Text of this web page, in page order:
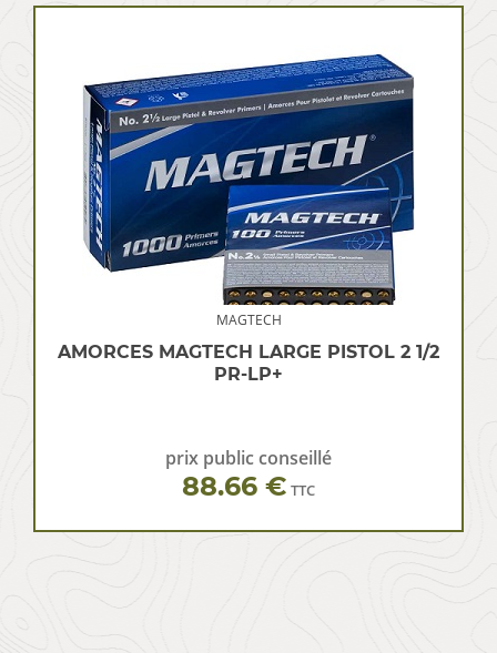
MAGTECH
AMORCES MAGTECH LARGE PISTOL 2 1/2
PR-LP+
prix public conseillé
88.66 € TTC